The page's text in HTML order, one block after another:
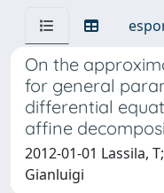
On the
for general
differential
affine
2012-01-01 Lassila,
Gianluigi